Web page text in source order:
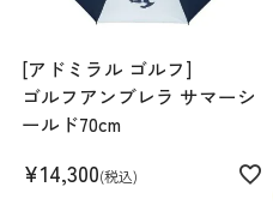
[アドミラル ゴルフ]
ゴルフアンブレラ サマーシ
ールド70cm
¥14,300 税込